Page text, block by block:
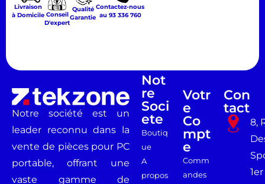
Livraison
à Domicile Conseil
D'expert
Qualité
Garantie
Contactez-nous
au 93 336 760
Notre société est un
leader reconnu dans la
vente de pièces pour PC
portable, offrant une
vaste gamme de
Not
Re
Soci
Ete
Boutiq
ue
A
propos
Votr
E
Co
Mpt
E
Comm
andes
Con
Tact
8,
1er